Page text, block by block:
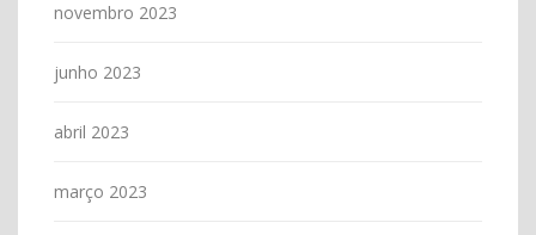
novembro 2023
junho 2023
abril 2023
março 2023